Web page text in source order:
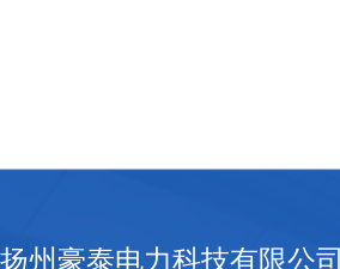
扬州豪泰电力科技有限公司